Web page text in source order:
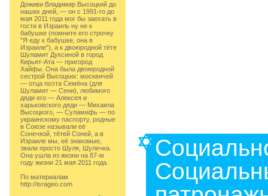
Доживи Владимир Высоцкий до
наших дней, — он с 1991-го до
мая 2011 года мог бы заехать в
гости в Израиль ну не к
бабушке (помните его строчку
"Я еду к бабушке, она в
Израиле"), а к двоюродной тёте
Шуламит Дуксиной в город
Кирьят-Ата — пригород
Хайфы. Она была двоюродной
сестрой Высоцких: москвичей
— отца поэта Семёна (для
Шуламит — Сени), любимого
дяди его — Алексея и
харьковского дяди — Михаила
Высоцкого, — Суламифь — по
украинскому паспорту, родные
в Союзе называли её
Сонечкой, тётей Соней, а в
Израиле мы, её знакомые,
звали просто Шуля, Шулечка.
Она ушла из жизни на 87-м
году жизни 21 мая 2011 года.
По материалам
http://isrageo.com